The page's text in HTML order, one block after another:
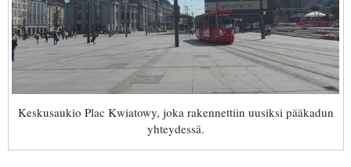
Keskusaukio Plac Kwiatowy, joka rakennettiin uusiksi pääkadun
yhteydessä.